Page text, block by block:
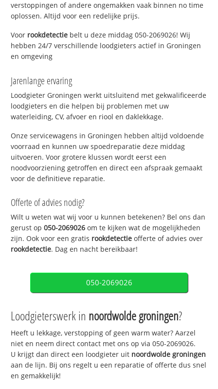
verstoppingen of andere ongemakken vaak binnen no time
oplossen. Altijd voor een redelijke prijs.
Voor rookdetectie belt u deze middag 050-2069026! Wij
hebben 24/7 verschillende loodgieters actief in Groningen
en omgeving
Jarenlange ervaring
Loodgieter Groningen werkt uitsluitend met gekwalificeerde
loodgieters en die helpen bij problemen met uw
waterleiding, CV, afvoer en riool en daklekkage.
Onze servicewagens in Groningen hebben altijd voldoende
voorraad en kunnen uw spoedreparatie deze middag
uitvoeren. Voor grotere klussen wordt eerst een
noodvoorziening getroffen en direct een afspraak gemaakt
voor de definitieve reparatie.
Offerte of advies nodig?
Wilt u weten wat wij voor u kunnen betekenen? Bel ons dan
gerust op050-2069026 om te kijken wat de mogelijkheden
zijn. Ook voor een gratis rookdetectie offerte of advies over
rookdetectie. Dag en nacht bereikbaar!
050-2069026
Loodgieterswerk in noordwolde groningen?
Heeft u lekkage, verstopping of geen warm water? Aarzel
niet en neem direct contact met ons op via 050-2069026.
U krijgt dan direct een loodgieter uit noordwolde groningen
aan de lijn. Bij ons regelt u een reparatie of offerte dus snel
en gemakkelijk!